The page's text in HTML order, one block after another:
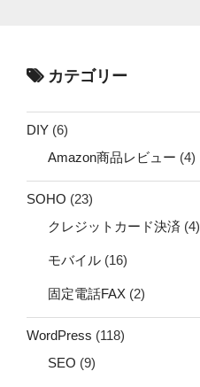
カテゴリー
DIY (6)
Amazon商品レビュー (4)
SOHO (23)
クレジットカード決済 (4)
モバイル (16)
固定電話FAX (2)
WordPress (118)
SEO (9)